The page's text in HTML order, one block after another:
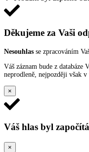
Děkujeme za Vaši
Nesouhlas se zpracováním
Váš záznam bude z
neprodleně, nejpozději však v
×
Váš hlas byl
×